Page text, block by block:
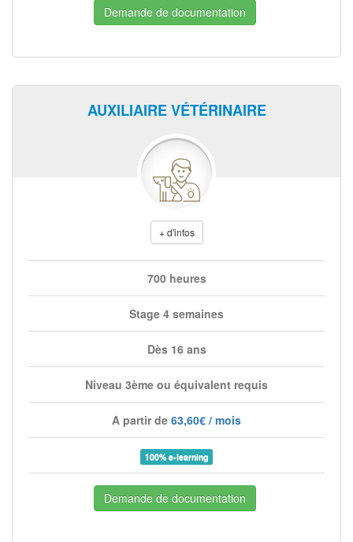
Demande de documentation
AUXILIAIRE VÉTÉRINAIRE
+ d'infos
700 heures
Stage 4 semaines
Dès 16 ans
Niveau 3ème ou équivalent requis
A partir de 63,60€ / mois
100% e-learning
Demande de documentation